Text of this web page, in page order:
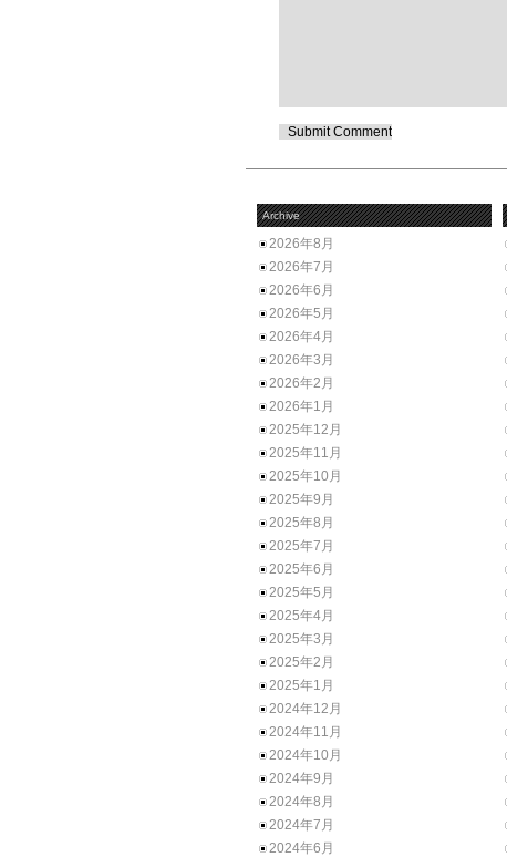
Archive
2026年8月
2026年7月
2026年6月
2026年5月
2026年4月
2026年3月
2026年2月
2026年1月
2025年12月
2025年11月
2025年10月
2025年9月
2025年8月
2025年7月
2025年6月
2025年5月
2025年4月
2025年3月
2025年2月
2025年1月
2024年12月
2024年11月
2024年10月
2024年9月
2024年8月
2024年7月
2024年6月